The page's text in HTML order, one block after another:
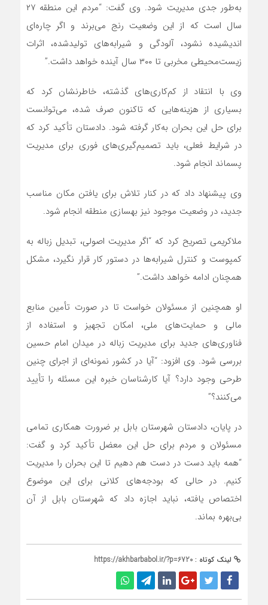
به‌طور جدی مدیریت شود. وی گفت: “مردم این منطقه ۲۷
سال است که از این وضعیت رنج می‌برند و اگر چاره‌ای
اندیشیده نشود، آلودگی و شیرابه‌های تولیدشده، اثرات
زیست‌محیطی مخربی تا ۳۰۰ سال آینده خواهد داشت.”
وی با انتقاد از کم‌کاری‌های گذشته، خاطرنشان کرد که
بسیاری از هزینه‌هایی که تاکنون صرف شده، می‌توانست
برای حل این بحران به‌کار گرفته شود. دادستان تأکید کرد که
در شرایط فعلی، باید تصمیم‌گیری‌های فوری برای مدیریت
پسماند انجام شود.
وی پیشنهاد داد که در کنار تلاش برای یافتن مکان مناسب
جدید، در وضعیت موجود نیز بهسازی منطقه انجام شود.
ملاکریمی تصریح کرد که “اگر مدیریت اصولی، تبدیل زباله به
کمپوست و کنترل شیرابه‌ها در دستور کار قرار نگیرد، مشکل
همچنان ادامه خواهد داشت.”
او همچنین از مسئولان خواست تا در صورت تأمین منابع
مالی و حمایت‌های ملی، امکان تجهیز و استفاده از
فناوری‌های جدید برای مدیریت زباله در میدان امام حسین
بررسی شود. وی افزود: “آیا در کشور نمونه‌ای از اجرای چنین
طرحی وجود دارد؟ آیا کارشناسان خبره این مسئله را تأیید
می‌کنند؟”
در پایان، دادستان شهرستان بابل بر ضرورت همکاری تمامی
مسئولان و مردم برای حل این معضل تأکید کرد و گفت:
“همه باید دست در دست هم دهیم تا این بحران را مدیریت
کنیم. در حالی که بودجه‌های کلانی برای این موضوع
اختصاص یافته، نباید اجازه داد که شهرستان بابل از آن
بی‌بهره بماند.
لینک کوتاه : https://akhbarbabol.ir/?p=6720